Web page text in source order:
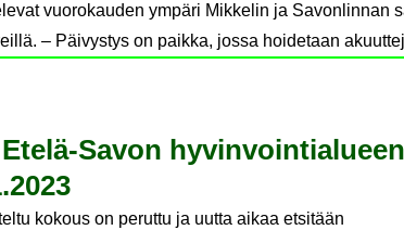
vuorokauden ympäri Mikkelin ja Savonlinnan
– Päivystys on paikka, jossa hoidetaan
​Savon hy­vin­voin­tia­lu­een
kokous on peruttu ja uutta aikaa etsitään